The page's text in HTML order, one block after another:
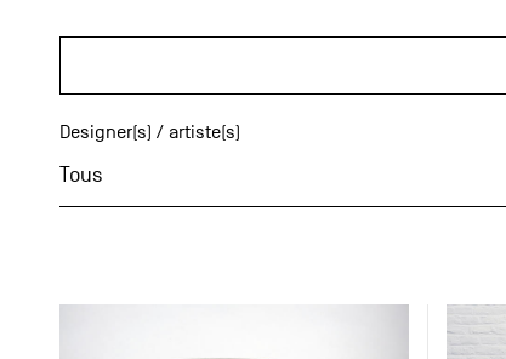
Designer(s) / artiste(s)
Tous